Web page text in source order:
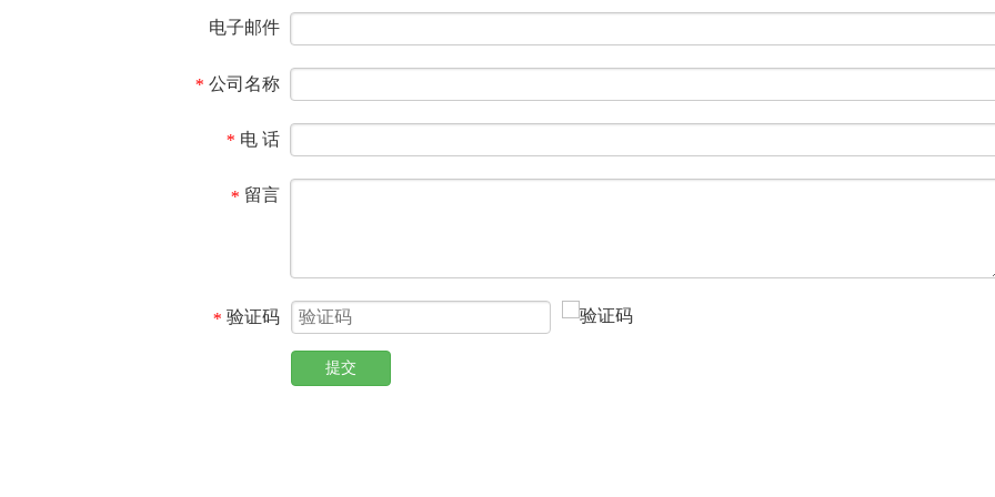
电子邮件
* 公司名称
* 电 话
* 留言
* 验证码
提交